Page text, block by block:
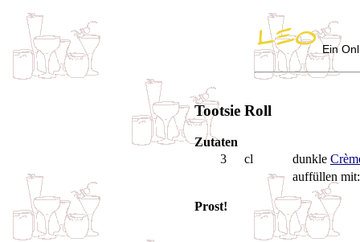
Ein
Tootsie Roll
Zutaten
3
cl dunkle
auffüllen
Prost!